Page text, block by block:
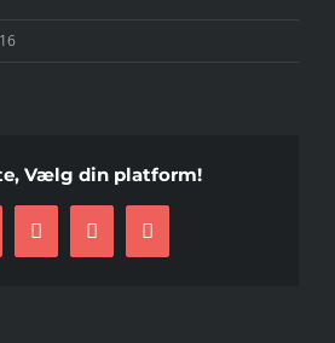
Vælg din platform!
TwitterLinkedIn
E-
mail